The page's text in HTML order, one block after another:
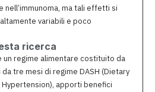
ma tali effetti si
variabili e poco
ricerca
un regime alimentare costituito da
tre mesi di regime DASH (Dietary
apporti benefici